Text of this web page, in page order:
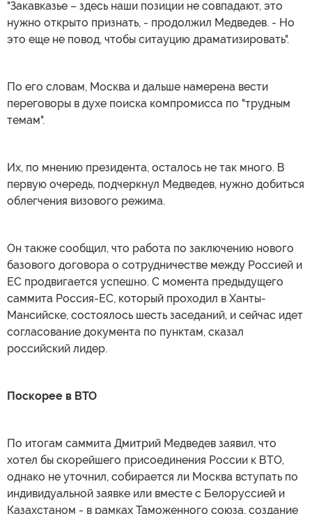
"Закавказье – здесь наши позиции не совпадают, это
нужно открыто признать, - продолжил Медведев. - Но
это еще не повод, чтобы ситауцию драматизировать".
По его словам, Москва и дальше намерена вести
переговоры в духе поиска компромисса по "трудным
темам".
Их, по мнению президента, осталось не так много. В
первую очередь, подчеркнул Медведев, нужно добиться
облегчения визового режима.
Он также сообщил, что работа по заключению нового
базового договора о сотрудничестве между Россией и
ЕС продвигается успешно. С момента предыдущего
саммита Россия-ЕС, который проходил в Ханты-
Мансийске, состоялось шесть заседаний, и сейчас идет
согласование документа по пунктам, сказал
российский лидер.
Поскорее в ВТО
По итогам саммита Дмитрий Медведев заявил, что
хотел бы скорейшего присоединения России к ВТО,
однако не уточнил, собирается ли Москва вступать по
индивидуальной заявке или вместе с Белоруссией и
Казахстаном - в рамках Таможенного союза, создание